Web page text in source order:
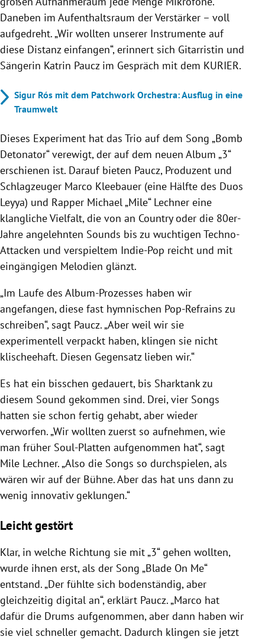
Daneben im Aufenthaltsraum der Verstärker – voll
aufgedreht. „Wir wollten unserer Instrumente auf
diese Distanz einfangen“, erinnert sich Gitarristin und
Sängerin Katrin Paucz im Gespräch mit dem KURIER.
Sigur Rós mit dem Patchwork Orchestra: Ausflug in eine
Traumwelt
Dieses Experiment hat das Trio auf dem Song „Bomb
Detonator“ verewigt, der auf dem neuen Album „3“
erschienen ist. Darauf bieten Paucz, Produzent und
Schlagzeuger Marco Kleebauer (eine Hälfte des Duos
Leyya) und Rapper Michael „Mile“ Lechner eine
klangliche Vielfalt, die von an Country oder die 80er-
Jahre angelehnten Sounds bis zu wuchtigen Techno-
Attacken und verspieltem Indie-Pop reicht und mit
eingängigen Melodien glänzt.
„Im Laufe des Album-Prozesses haben wir
angefangen, diese fast hymnischen Pop-Refrains zu
schreiben“, sagt Paucz. „Aber weil wir sie
experimentell verpackt haben, klingen sie nicht
klischeehaft. Diesen Gegensatz lieben wir.“
Es hat ein bisschen gedauert, bis Sharktank zu
diesem Sound gekommen sind. Drei, vier Songs
hatten sie schon fertig gehabt, aber wieder
verworfen. „Wir wollten zuerst so aufnehmen, wie
man früher Soul-Platten aufgenommen hat“, sagt
Mile Lechner. „Also die Songs so durchspielen, als
wären wir auf der Bühne. Aber das hat uns dann zu
wenig innovativ geklungen.“
Leicht gestört
Klar, in welche Richtung sie mit „3“ gehen wollten,
wurde ihnen erst, als der Song „Blade On Me“
entstand. „Der fühlte sich bodenständig, aber
gleichzeitig digital an“, erklärt Paucz. „Marco hat
dafür die Drums aufgenommen, aber dann haben wir
sie viel schneller gemacht. Dadurch klingen sie jetzt